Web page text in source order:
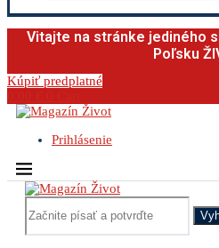
Vitajte na stránke jediného
Poľsku
Kúpiť predplatné
Prihlásenie